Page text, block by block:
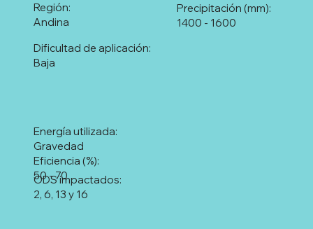
Andina
Región:
1400 - 1600
Precipitación (mm):
Baja
Dificultad de aplicación:
2, 6, 13 y 16
ODS impactados:
Gravedad
Energía utilizada:
50 - 70
Eficiencia (%):